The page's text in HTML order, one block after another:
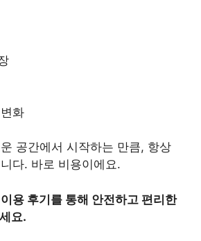
화
공간에서 시작하는 만큼, 항상
다. 바로 비용이에요.
용 후기를 통해 안전하고 편리한
요.